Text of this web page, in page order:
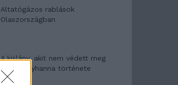
Altatógázos rablások
Olaszországban
A kislány, akit nem védett meg
senki – Lyhanna története